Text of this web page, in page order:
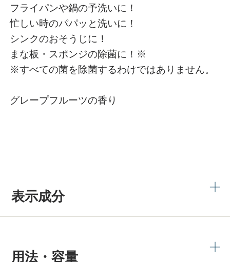
フライパンや鍋の予洗いに！
忙しい時のパパッと洗いに！
シンクのおそうじに！
まな板・スポンジの除菌に！※
※すべての菌を除菌するわけではありません。
グレープフルーツの香り
表示成分
用法・容量